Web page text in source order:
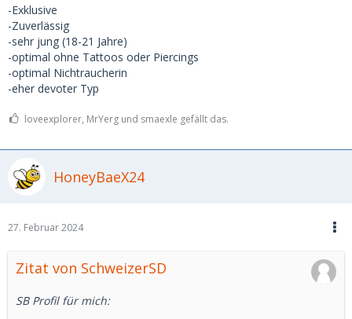
-Exklusive
-Zuverlässig
-sehr jung (18-21 Jahre)
-optimal ohne Tattoos oder Piercings
-optimal Nichtraucherin
-eher devoter Typ
loveexplorer, MrYerg und smaexle gefällt das.
HoneyBaeX24
27. Februar 2024
Zitat von SchweizerSD
SB Profil für mich: